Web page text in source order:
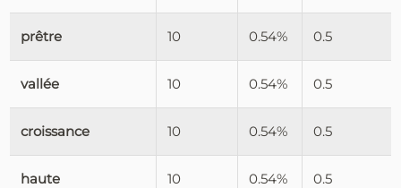
prêtre 10 0.54% 0.5
vallée 10 0.54% 0.5
croissance 10 0.54% 0.5
haute 10 0.54% 0.5